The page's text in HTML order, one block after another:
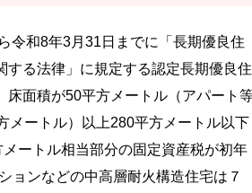
令和8年3月31日までに「長期優良住
する法律」に規定する認定長期優良住
床面積が50平方メートル（アパート
メートル）以上280平方メートル以下
ートル相当部分の固定資産税が初年
ョンなどの中高層耐火構造住宅は７